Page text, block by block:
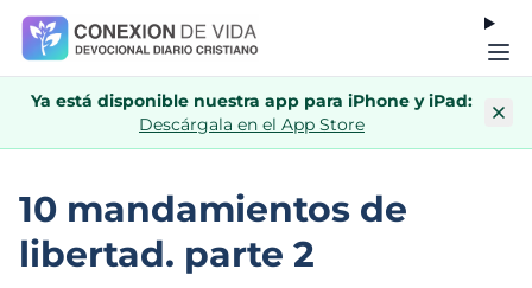
Ya está disponible nuestra app para iPhone y iPad:
Descárgala en el App Store
10 mandamientos de
libertad. parte 2